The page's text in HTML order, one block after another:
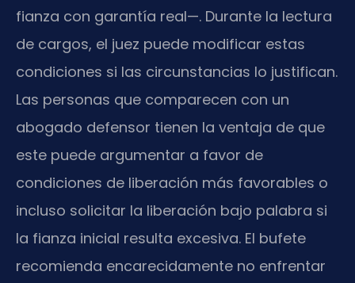
fianza con garantía real—. Durante la lectura
de cargos, el juez puede modificar estas
condiciones si las circunstancias lo justifican.
Las personas que comparecen con un
abogado defensor tienen la ventaja de que
este puede argumentar a favor de
condiciones de liberación más favorables o
incluso solicitar la liberación bajo palabra si
la fianza inicial resulta excesiva. El bufete
recomienda encarecidamente no enfrentar